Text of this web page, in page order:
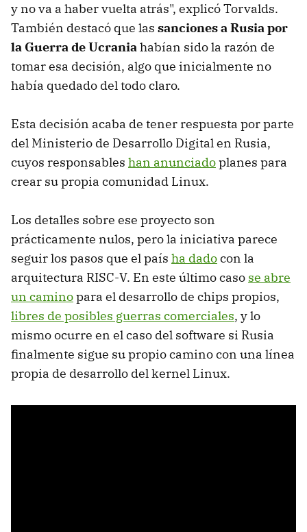
y no va a haber vuelta atrás", explicó Torvalds.
También destacó que las sanciones a Rusia por
la Guerra de Ucraniahabían sido la razón de
tomar esa decisión, algo que inicialmente no
había quedado del todo claro.
Esta decisión acaba de tener respuesta por parte
del Ministerio de Desarrollo Digital en Rusia,
cuyos responsables han anunciadoplanes para
crear su propia comunidad Linux.
Los detalles sobre ese proyecto son
prácticamente nulos, pero la iniciativa parece
seguir los pasos que el país ha dadocon la
arquitectura RISC-V. En este último caso se abre
un caminopara el desarrollo de chips propios,
libres de posibles guerras comerciales, y lo
mismo ocurre en el caso del software si Rusia
finalmente sigue su propio camino con una línea
propia de desarrollo del kernel Linux.